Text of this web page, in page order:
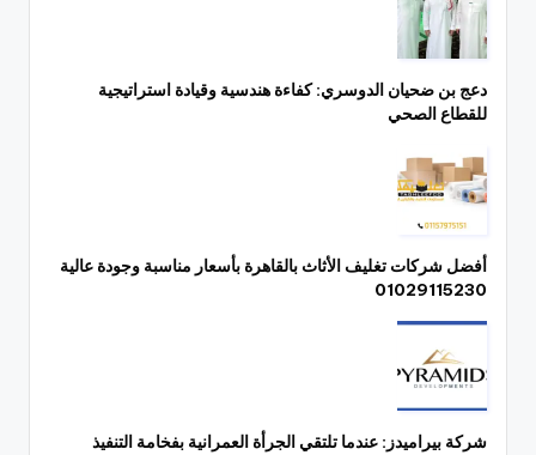
دعج بن ضحيان الدوسري: كفاءة هندسية وقيادة استراتيجية
للقطاع الصحي
أفضل شركات تغليف الأثاث بالقاهرة بأسعار مناسبة وجودة عالية
01029115230
شركة بيراميدز: عندما تلتقي الجرأة العمرانية بفخامة التنفيذ